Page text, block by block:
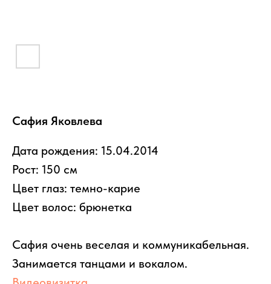
Сафия Яковлева
Дата рождения: 15.04.2014
Рост: 150 см
Цвет глаз: темно-карие
Цвет волос: брюнетка
Сафия очень веселая и коммуникабельная.
Занимается танцами и вокалом.